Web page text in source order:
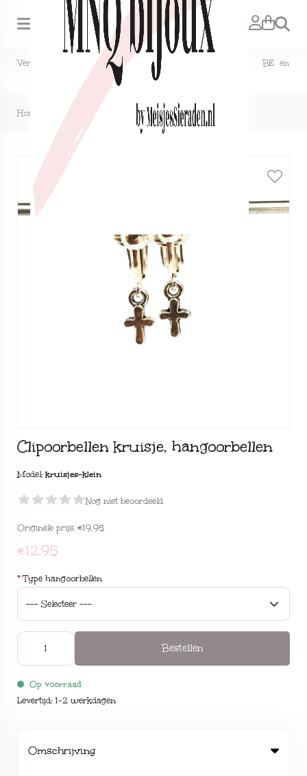
Zoeken
Verzendkosten NL €1,50, GRATIS bij bestelling vanaf €15. BE en
DE €2,95, GRATIS verzenden vanaf €50.
Home Clipoorbellen kruisje, hangoorbellen
Clipoorbellen kruisje, hangoorbellen
Model: kruisjes-klein
Nog niet beoordeeld
Originele prijs: €19,95
€12,95
*Type hangoorbellen
Bestellen
Op voorraad
Levertijd: 1-2 werkdagen
Omschrijving